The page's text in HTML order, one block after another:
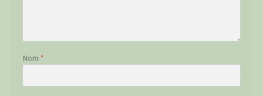
Nom *